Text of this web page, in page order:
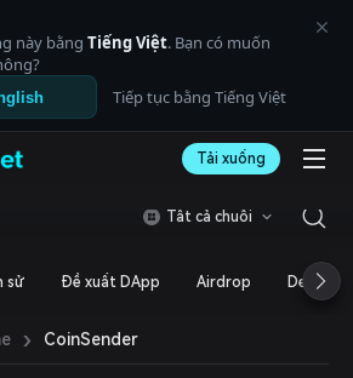
này bằng Tiếng Việt. Bạn có muốn
Tiếp tục bằng Tiếng Việt
Tải xuống
Tất cả chuỗi
sử Đề xuất DApp Airdrop DeFi
› CoinSender